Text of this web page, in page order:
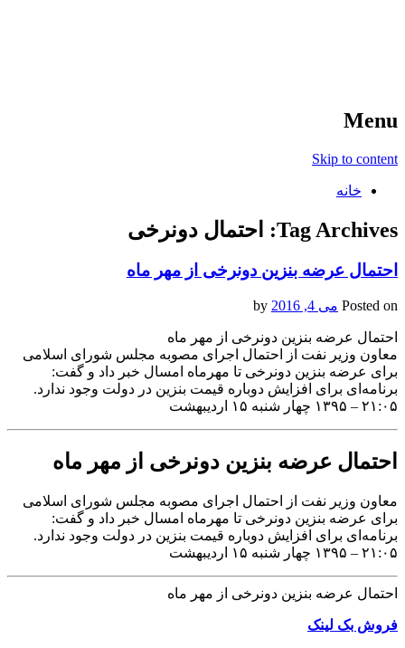
Menu
Skip to content
خانه
Tag Archives: احتمال دونرخی
احتمال عرضه بنزین دونرخی از مهر ماه
Posted on می 4, 2016
احتمال عرضه بنزین دونرخی از مهر ماه
معاون وزیر نفت از احتمال اجرای مصوبه مجلس شورای اسلامی
برای عرضه بنزین دونرخی تا مهرماه امسال خبر داد و گفت:
برنامه‌ای برای افزایش دوباره قیمت بنزین در دولت وجود ندارد.
۲۱:۰۵ – ۱۳۹۵ چهار شنبه ۱۵ اردیبهشت
احتمال عرضه بنزین دونرخی از مهر ماه
معاون وزیر نفت از احتمال اجرای مصوبه مجلس شورای اسلامی
برای عرضه بنزین دونرخی تا مهرماه امسال خبر داد و گفت:
برنامه‌ای برای افزایش دوباره قیمت بنزین در دولت وجود ندارد.
۲۱:۰۵ – ۱۳۹۵ چهار شنبه ۱۵ اردیبهشت
احتمال عرضه بنزین دونرخی از مهر ماه
فروش بک لینک